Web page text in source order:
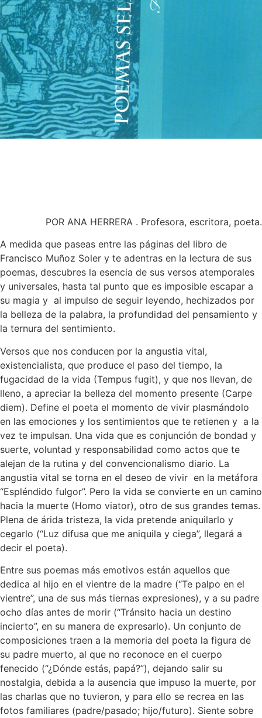
POR ANA HERRERA . Profesora, escritora, poeta.
A medida que paseas entre las páginas del libro de
Francisco Muñoz Soler y te adentras en la lectura de sus
poemas, descubres la esencia de sus versos atemporales
y universales, hasta tal punto que es imposible escapar a
su magia y al impulso de seguir leyendo, hechizados por
la belleza de la palabra, la profundidad del pensamiento y
la ternura del sentimiento.
Versos que nos conducen por la angustia vital,
existencialista, que produce el paso del tiempo, la
fugacidad de la vida (Tempus fugit), y que nos llevan, de
lleno, a apreciar la belleza del momento presente (Carpe
diem). Define el poeta el momento de vivir plasmándolo
en las emociones y los sentimientos que te retienen y a la
vez te impulsan. Una vida que es conjunción de bondad y
suerte, voluntad y responsabilidad como actos que te
alejan de la rutina y del convencionalismo diario. La
angustia vital se torna en el deseo de vivir en la metáfora
“Espléndido fulgor”. Pero la vida se convierte en un camino
hacia la muerte (Homo viator), otro de sus grandes temas.
Plena de árida tristeza, la vida pretende aniquilarlo y
cegarlo (“Luz difusa que me aniquila y ciega”, llegará a
decir el poeta).
Entre sus poemas más emotivos están aquellos que
dedica al hijo en el vientre de la madre (“Te palpo en el
vientre”, una de sus más tiernas expresiones), y a su padre
ocho días antes de morir (“Tránsito hacia un destino
incierto”, en su manera de expresarlo). Un conjunto de
composiciones traen a la memoria del poeta la figura de
su padre muerto, al que no reconoce en el cuerpo
fenecido (“¿Dónde estás, papá?”), dejando salir su
nostalgia, debida a la ausencia que impuso la muerte, por
las charlas que no tuvieron, y para ello se recrea en las
fotos familiares (padre/pasado; hijo/futuro). Siente sobre